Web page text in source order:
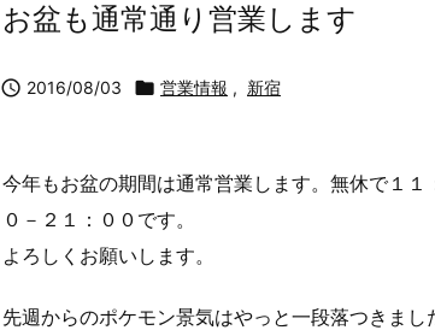
お盆も通常通り営業します
 2016/08/03  営業情報 , 新宿
今年もお盆の期間は通常営業します。無休で１１
０－２１：００です。
よろしくお願いします。
先週からのポケモン景気はやっと一段落つきま